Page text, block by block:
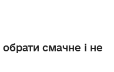
смачне і не